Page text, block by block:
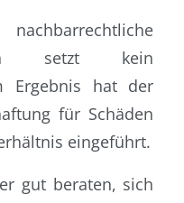
setzt kein
Ergebnis hat der
für Schäden
eingeführt.
gut beraten, sich